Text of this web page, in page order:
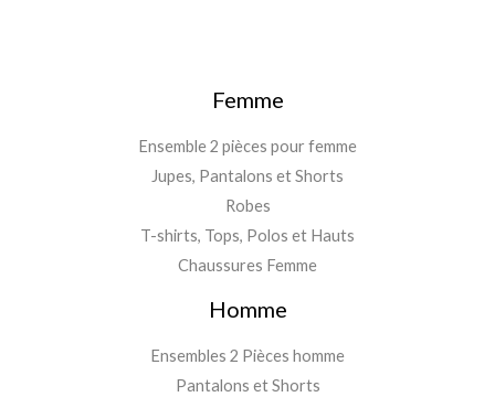
Femme
Ensemble 2 pièces pour femme
Jupes, Pantalons et Shorts
Robes
T-shirts, Tops, Polos et Hauts
Chaussures Femme
Homme
Ensembles 2 Pièces homme
Pantalons et Shorts